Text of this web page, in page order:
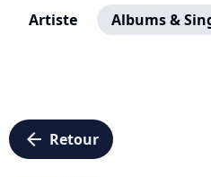
Artiste Albums &
arrow_left Retour